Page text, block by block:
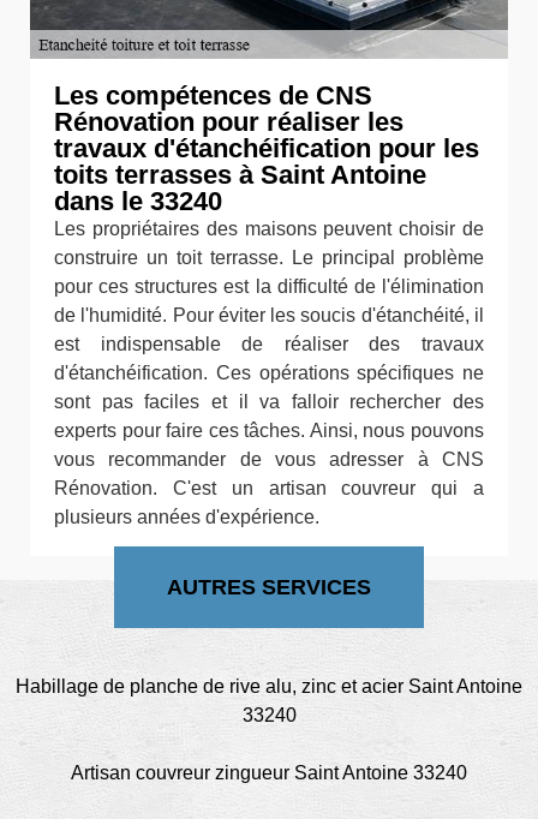
Les compétences de CNS
Rénovation pour réaliser les
travaux d'étanchéification pour les
toits terrasses à Saint Antoine
dans le 33240
Les propriétaires des maisons peuvent choisir de
construire un toit terrasse. Le principal problème
pour ces structures est la difficulté de l'élimination
de l'humidité. Pour éviter les soucis d'étanchéité, il
est indispensable de réaliser des travaux
d'étanchéification. Ces opérations spécifiques ne
sont pas faciles et il va falloir rechercher des
experts pour faire ces tâches. Ainsi, nous pouvons
vous recommander de vous adresser à CNS
Rénovation. C'est un artisan couvreur qui a
plusieurs années d'expérience.
AUTRES SERVICES
Habillage de planche de rive alu, zinc et acier Saint Antoine
33240
Artisan couvreur zingueur Saint Antoine 33240